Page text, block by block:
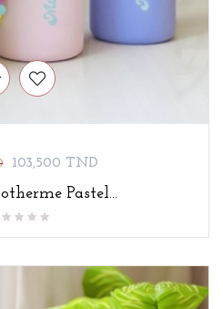
Prix
103,500 TND
Pastel...